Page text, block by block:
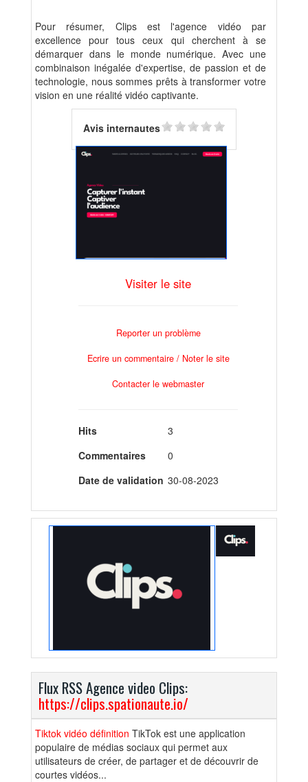
Pour résumer, Clips est l'agence vidéo par
excellence pour tous ceux qui cherchent à se
démarquer dans le monde numérique. Avec une
combinaison inégalée d'expertise, de passion et de
technologie, nous sommes prêts à transformer votre
vision en une réalité vidéo captivante.
Avis internautes
Visiter le site
Reporter un problème
Ecrire un commentaire / Noter le site
Contacter le webmaster
Hits
3
Commentaires
0
Date de validation 30-08-2023
Flux RSS Agence video Clips:
https://clips.spationaute.io/
Tiktok vidéo définition TikTok est une application
populaire de médias sociaux qui permet aux
utilisateurs de créer, de partager et de découvrir de
courtes vidéos...